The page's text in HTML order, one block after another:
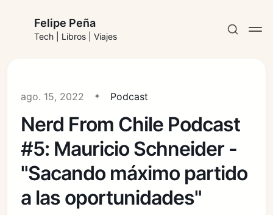
Felipe Peña
Tech | Libros | Viajes
Suscribirse
Iniciar sesión
ago. 15, 2022 Podcast
Nerd From Chile Podcast
#5: Mauricio Schneider -
"Sacando máximo partido
a las oportunidades"